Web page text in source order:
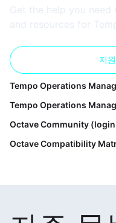
Get the help you
and resources for
지
Tempo Operations
Tempo Operations
Octave Community
Octave Compatibility